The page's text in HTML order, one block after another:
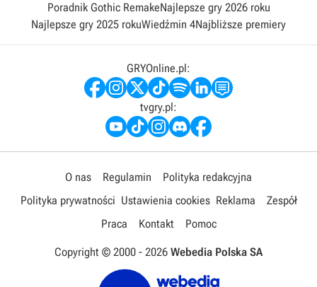
Poradnik Gothic RemakeNajlepsze gry 2026 roku
Najlepsze gry 2025 rokuWiedźmin 4Najbliższe premiery
GRYOnline.pl:
tvgry.pl:
O nas Regulamin
Polityka redakcyjna
Polityka prywatności Ustawienia cookies Reklama
Zespół
Praca
Kontakt Pomoc
Copyright © 2000 - 2026 Webedia Polska SA